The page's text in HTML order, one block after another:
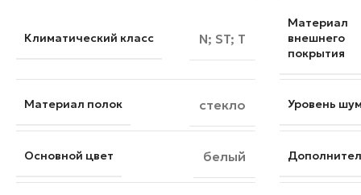
Климатический класс N; ST; T
Материал
внешнего
покрытия
Материал полок стекло Уровень
Основной цвет белый